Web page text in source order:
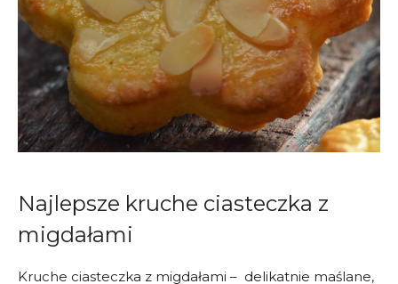
Najlepsze kruche ciasteczka z
migdałami
Kruche ciasteczka z migdałami – delikatnie maślane,